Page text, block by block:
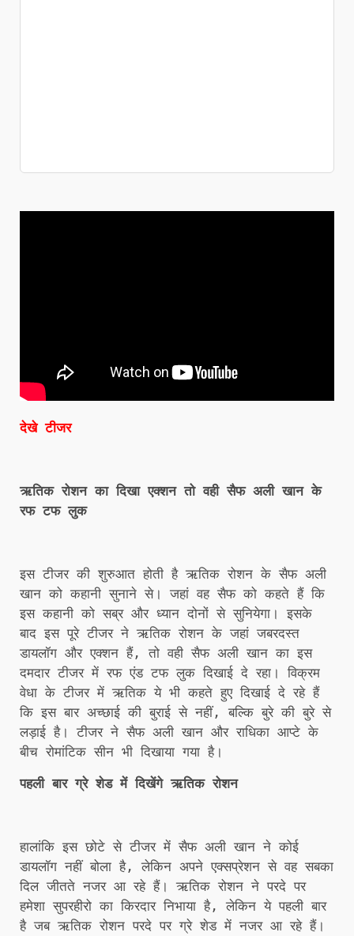
देखे टीजर
ऋतिक रोशन का दिखा एक्शन तो वही सैफ अली खान के
रफ टफ लुक
इस टीजर की शुरुआत होती है ऋतिक रोशन के सैफ अली
खान को कहानी सुनाने से। जहां वह सैफ को कहते हैं कि
इस कहानी को सब्र और ध्यान दोनों से सुनियेगा। इसके
बाद इस पूरे टीजर ने ऋतिक रोशन के जहां जबरदस्त
डायलॉग और एक्शन हैं, तो वही सैफ अली खान का इस
दमदार टीजर में रफ एंड टफ लुक दिखाई दे रहा। विक्रम
वेधा के टीजर में ऋतिक ये भी कहते हुए दिखाई दे रहे हैं
कि इस बार अच्छाई की बुराई से नहीं, बल्कि बुरे की बुरे से
लड़ाई है। टीजर ने सैफ अली खान और राधिका आप्टे के
बीच रोमांटिक सीन भी दिखाया गया है।
पहली बार ग्रे शेड में दिखेंगे ऋतिक रोशन
हालांकि इस छोटे से टीजर में सैफ अली खान ने कोई
डायलॉग नहीं बोला है, लेकिन अपने एक्सप्रेशन से वह सबका
दिल जीतते नजर आ रहे हैं। ऋतिक रोशन ने परदे पर
हमेशा सुपरहीरो का किरदार निभाया है, लेकिन ये पहली बार
है जब ऋतिक रोशन परदे पर ग्रे शेड में नजर आ रहे हैं।